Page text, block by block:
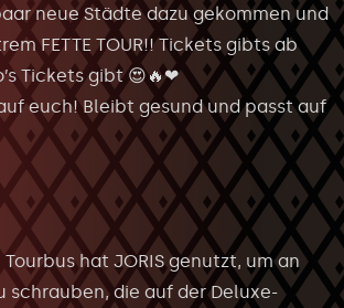
neue Städte dazu gekommen und
FETTE TOUR!! Tickets gibts ab
Tickets gibt 😍🔥❤
euch! Bleibt gesund und passt auf
hat JORIS genutzt, um an
schrauben, die auf der Deluxe-